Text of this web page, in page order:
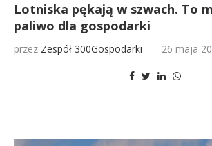
Lotniska pękają w szwach. To
paliwo dla gospodarki
przez Zespół 300Gospodarki 26 maja